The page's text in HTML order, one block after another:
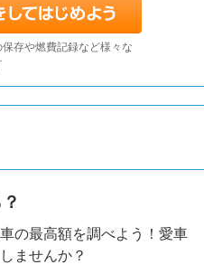
存や燃費記録など様々な
の最高額を調べよう！愛車
ませんか？